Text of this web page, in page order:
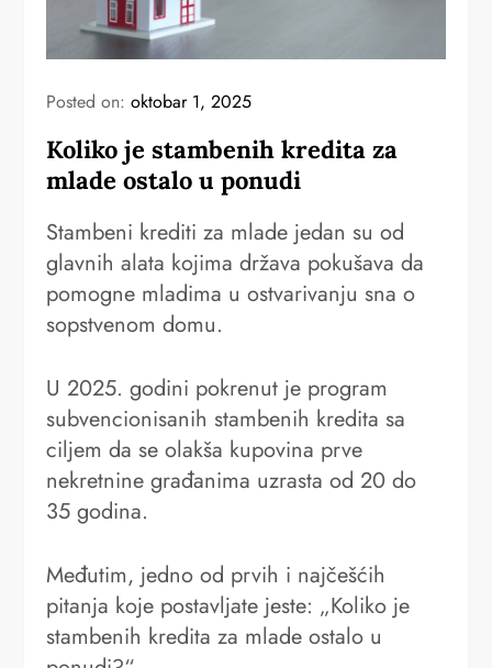
Posted on:oktobar 1, 2025
Koliko je stambenih kredita za
mlade ostalo u ponudi
Stambeni krediti za mlade jedan su od
glavnih alata kojima država pokušava da
pomogne mladima u ostvarivanju sna o
sopstvenom domu.
U 2025. godini pokrenut je program
subvencionisanih stambenih kredita sa
ciljem da se olakša kupovina prve
nekretnine građanima uzrasta od 20 do
35 godina.
Međutim, jedno od prvih i najčešćih
pitanja koje postavljate jeste: „Koliko je
stambenih kredita za mlade ostalo u